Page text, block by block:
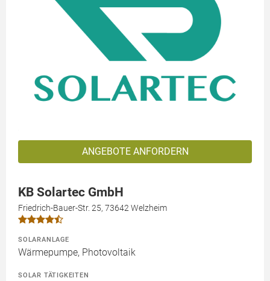
ANGEBOTE ANFORDERN
KB Solartec GmbH
Friedrich-Bauer-Str. 25, 73642 Welzheim
SOLARANLAGE
Wärmepumpe, Photovoltaik
SOLAR TÄTIGKEITEN